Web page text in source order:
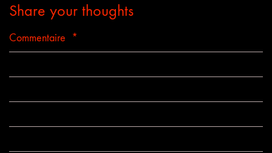
Share your thoughts
Commentaire *